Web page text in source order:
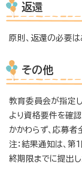
返還
原則、返還の必要は
その他
教育委員会が指定
より資格要件を確
かかわらず、応募者
注：結果通知は、
終期限までに提出